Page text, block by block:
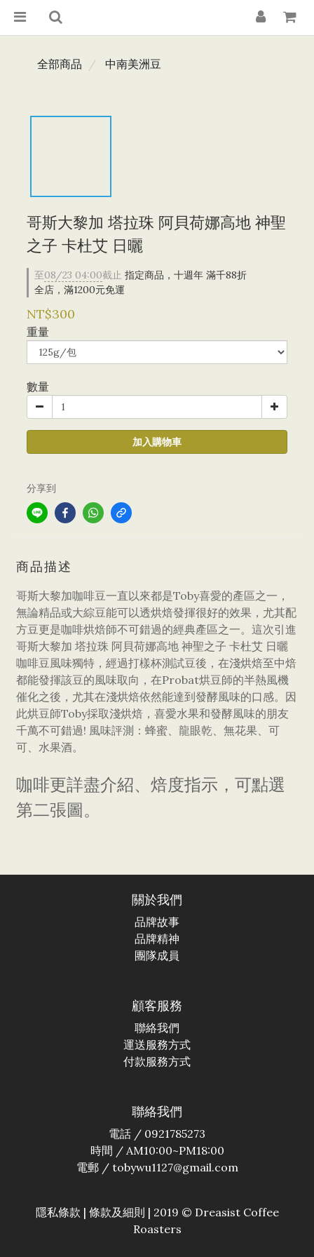
全部商品 中南美洲豆
哥斯大黎加 塔拉珠 阿貝荷娜高地 神聖
之子 卡杜艾 日曬
至08/23 04:00截止 指定商品，十週年 滿千88折
全店，滿1200元免運
NT$300
重量
數量
加入購物車
分享到
商品描述
哥斯大黎加咖啡豆一直以來都是Toby喜愛的產區之一，
無論精品或大綜豆能可以透烘焙發揮很好的效果，尤其配
方豆更是咖啡烘焙師不可錯過的經典產區之一。這次引進
哥斯大黎加 塔拉珠 阿貝荷娜高地 神聖之子 卡杜艾 日曬
咖啡豆風味獨特，經過打樣杯測試豆後，在淺烘焙至中焙
都能發揮該豆的風味取向，在Probat烘豆師的半熱風機
催化之後，尤其在淺烘焙依然能達到發酵風味的口感。因
此烘豆師Toby採取淺烘焙，喜愛水果和發酵風味的朋友
千萬不可錯過! 風味評測：蜂蜜、龍眼乾、無花果、可
可、水果酒。
咖啡更詳盡介紹、焙度指示，可點選
第二張圖。
關於我們
品牌故事
品牌精神
團隊成員
顧客服務
聯絡我們
運送服務方式
付款服務方式
聯絡我們
電話 / 0921785273
時間 / AM10:00~PM18:00
電郵 / tobywu1127@gmail.com
隱私條款 | 條款及細則 | 2019 © Dreasist Coffee
Roasters